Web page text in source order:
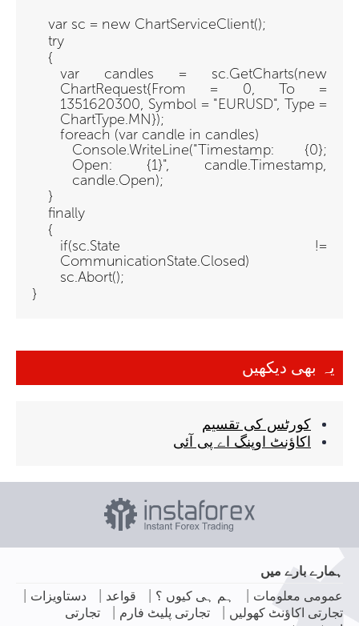
var sc = new ChartServiceClient();
try
{
var candles = sc.GetCharts(new
ChartRequest{From = 0, To =
1351620300, Symbol = "EURUSD", Type =
ChartType.MN});
foreach (var candle in candles)
Console.WriteLine("Timestamp: {0};
Open: {1}", candle.Timestamp,
candle.Open);
}
finally
{
if(sc.State !=
CommunicationState.Closed)
sc.Abort();
}
یہ بھی دیکھیں
کورٹس کی تقسیم
اکاؤنٹ اوپنگ اے پی آئی
ہمارے بارے میں
عمومی معلومات
ہم ہی کیوں ؟ قواعد دستاویزات
تجارتی اکاؤنٹ کھولیں تجارتی پلیٹ فارم
تجارتی